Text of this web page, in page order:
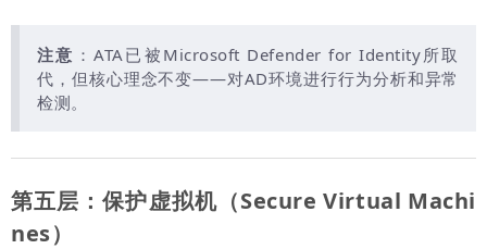
注意 ：ATA已被Microsoft Defender for Identity所取
代，但核心理念不变——对AD环境进行行为分析和异常
检测。
第五层：保护虚拟机（Secure Virtual Machi
nes）